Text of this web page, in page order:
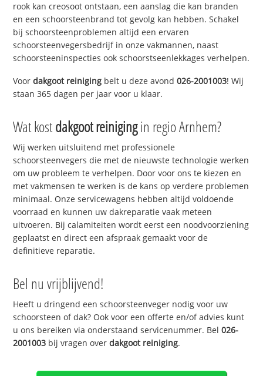
rook kan creosoot ontstaan, een aanslag die kan branden
en een schoorsteenbrand tot gevolg kan hebben. Schakel
bij schoorsteenproblemen altijd een ervaren
schoorsteenvegersbedrijf in onze vakmannen, naast
schoorsteeninspecties ook schoorstseenlekkages verhelpen.
Voordakgoot reiniging belt u deze avond026-2001003! Wij
staan 365 dagen per jaar voor u klaar.
Wat kostdakgoot reinigingin regio Arnhem?
Wij werken uitsluitend met professionele
schoorsteenvegers die met de nieuwste technologie werken
om uw probleem te verhelpen. Door voor ons te kiezen en
met vakmensen te werken is de kans op verdere problemen
minimaal. Onze servicewagens hebben altijd voldoende
voorraad en kunnen uw dakreparatie vaak meteen
uitvoeren. Bij calamiteiten wordt eerst een noodvoorziening
geplaatst en direct een afspraak gemaakt voor de
definitieve reparatie.
Bel nu vrijblijvend!
Heeft u dringend een schoorsteenveger nodig voor uw
schoorsteen of dak? Ook voor een offerte en/of advies kunt
u ons bereiken via onderstaand servicenummer. Bel026-
2001003 bij vragen overdakgoot reiniging.